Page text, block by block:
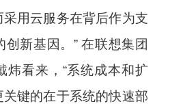
用云服务在背后作为支
新基因。” 在联想集团
炜看来，“系统成本和扩
键的在于系统的快速部